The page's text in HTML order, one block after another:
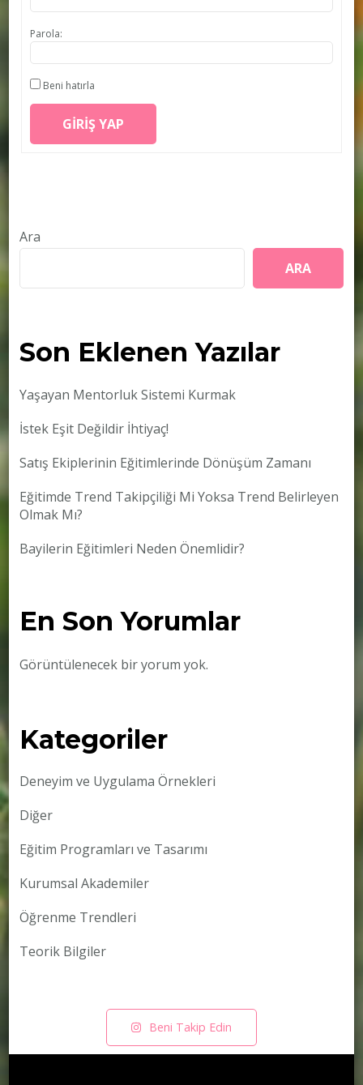
Parola:
Beni hatırla
GIRIŞ YAP
Ara
ARA
Son Eklenen Yazılar
Yaşayan Mentorluk Sistemi Kurmak
İstek Eşit Değildir İhtiyaç!
Satış Ekiplerinin Eğitimlerinde Dönüşüm Zamanı
Eğitimde Trend Takipçiliği Mi Yoksa Trend Belirleyen
Olmak Mı?
Bayilerin Eğitimleri Neden Önemlidir?
En Son Yorumlar
Görüntülenecek bir yorum yok.
Kategoriler
Deneyim ve Uygulama Örnekleri
Diğer
Eğitim Programları ve Tasarımı
Kurumsal Akademiler
Öğrenme Trendleri
Teorik Bilgiler
Beni Takip Edin